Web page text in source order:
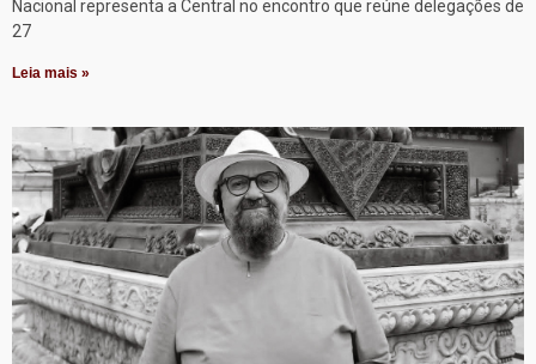
Nacional representa a Central no encontro que reúne delegações de
27
Leia mais »